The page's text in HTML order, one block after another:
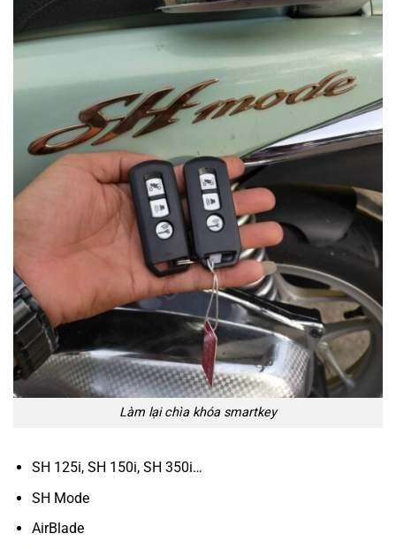
Làm lại chìa khóa smartkey
SH 125i, SH 150i, SH 350i…
SH Mode
AirBlade